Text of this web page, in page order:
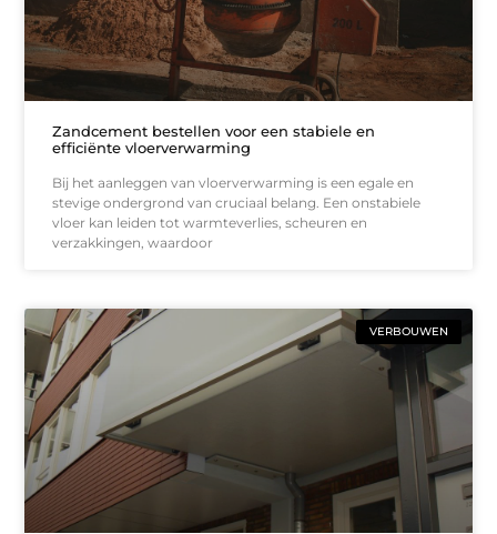
Zandcement bestellen voor een stabiele en
efficiënte vloerverwarming
Bij het aanleggen van vloerverwarming is een egale en
stevige ondergrond van cruciaal belang. Een onstabiele
vloer kan leiden tot warmteverlies, scheuren en
verzakkingen, waardoor
VERBOUWEN